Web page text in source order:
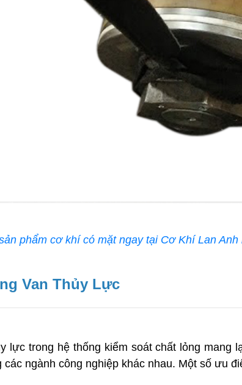
phẩm cơ khí có mặt ngay tại Cơ Khí Lan
Van Thủy Lực
lực trong hệ thống kiểm soát chất lỏng
ngành công nghiệp khác nhau. Một số ưu